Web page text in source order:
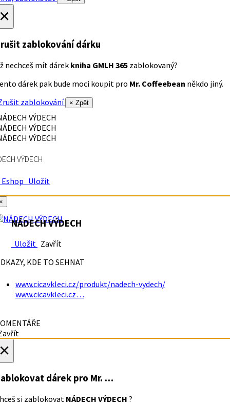
zablokování dárku
nechceš mít dárek kniha GMLH 365 zablokovaný?
dárek pak bude moci koupit pro Mr. Coffeebean někdo jiný.
zablokování
× Zpět
VÝDECH
Uložit
NÁDECH VÝDECH
Uložit Zavřít
KDE TO SEHNAT
www.cicavkleci.cz/produkt/nadech-vydech/
www.cicavkleci.cz…
dárek pro Mr. …
si zablokovat NÁDECH VÝDECH ?